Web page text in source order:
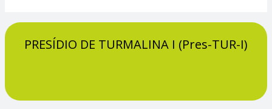
PRESÍDIO DE TURMALINA I (Pres-TUR-I)